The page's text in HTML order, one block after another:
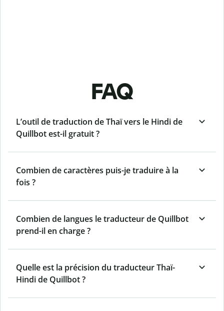
FAQ
L’outil de traduction de Thaï vers le Hindi de
Quillbot est-il gratuit ?
Combien de caractères puis-je traduire à la
fois ?
Combien de langues le traducteur de Quillbot
prend-il en charge ?
Quelle est la précision du traducteur Thaï-
Hindi de Quillbot ?